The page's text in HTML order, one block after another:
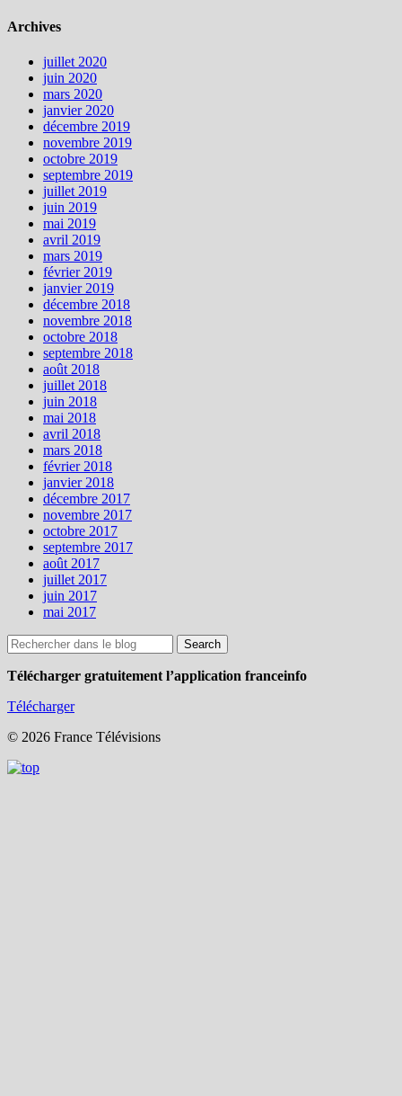
Archives
juillet 2020
juin 2020
mars 2020
janvier 2020
décembre 2019
novembre 2019
octobre 2019
septembre 2019
juillet 2019
juin 2019
mai 2019
avril 2019
mars 2019
février 2019
janvier 2019
décembre 2018
novembre 2018
octobre 2018
septembre 2018
août 2018
juillet 2018
juin 2018
mai 2018
avril 2018
mars 2018
février 2018
janvier 2018
décembre 2017
novembre 2017
octobre 2017
septembre 2017
août 2017
juillet 2017
juin 2017
mai 2017
Télécharger gratuitement l’application franceinfo
Télécharger
© 2026 France Télévisions